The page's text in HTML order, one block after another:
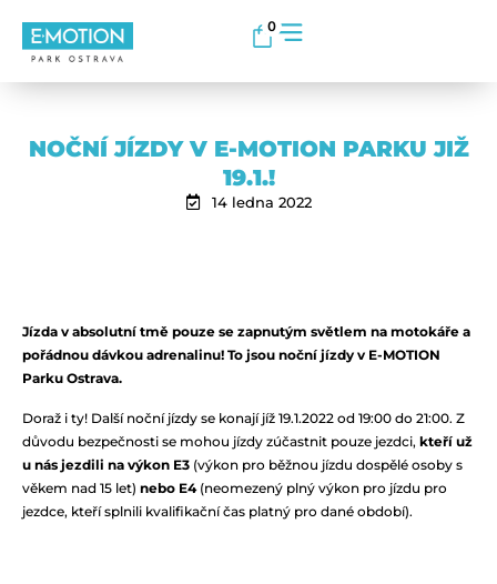
0
NOČNÍ JÍZDY V E-MOTION PARKU JIŽ
19.1.!
14 ledna 2022
Jízda v absolutní tmě pouze se zapnutým světlem na motokáře a
pořádnou dávkou adrenalinu! To jsou noční jízdy v E-MOTION
Parku Ostrava.
Doraž i ty! Další noční jízdy se konají jíž 19.1.2022 od 19:00 do 21:00. Z
důvodu bezpečnosti se mohou jízdy zúčastnit pouze jezdci, kteří už
u nás jezdili na výkon E3 (výkon pro běžnou jízdu dospělé osoby s
věkem nad 15 let) nebo E4(neomezený plný výkon pro jízdu pro
jezdce, kteří splnili kvalifikační čas platný pro dané období).